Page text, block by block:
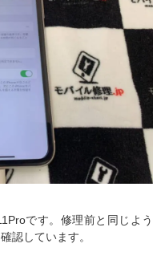
です。修理前と同じよう
認しています。